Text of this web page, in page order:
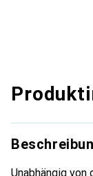
Unabhängig von